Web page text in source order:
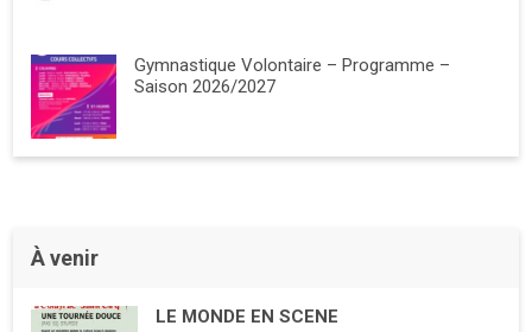
Gymnastique Volontaire – Programme –
Saison 2026/2027
À venir
LE MONDE EN SCENE